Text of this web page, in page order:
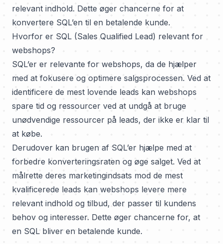
relevant indhold. Dette øger chancerne for at
konvertere SQL’en til en betalende kunde.
Hvorfor er SQL (Sales Qualified Lead) relevant for
webshops?
SQL’er er relevante for webshops, da de hjælper
med at fokusere og optimere salgsprocessen. Ved at
identificere de mest lovende leads kan webshops
spare tid og ressourcer ved at undgå at bruge
unødvendige ressourcer på leads, der ikke er klar til
at købe.
Derudover kan brugen af SQL’er hjælpe med at
forbedre konverteringsraten og øge salget. Ved at
målrette deres marketingindsats mod de mest
kvalificerede leads kan webshops levere mere
relevant indhold og tilbud, der passer til kundens
behov og interesser. Dette øger chancerne for, at
en SQL bliver en betalende kunde.